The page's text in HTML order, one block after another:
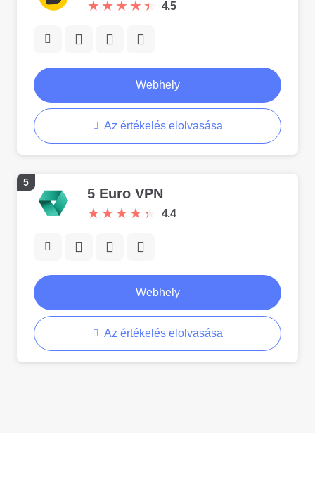
★ ★ ★ ★ ★
★ ★ ★ ★ ★ 4.5
Az értékelés elolvasása
Webhely
5
5 Euro VPN
★ ★ ★ ★ ★
★ ★ ★ ★ ★ 4.4
Az értékelés elolvasása
Webhely